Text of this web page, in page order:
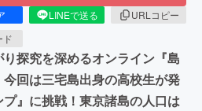
LINEで送る
URLコピー
ド
探究を深めるオンライン『島
回は三宅島出身の高校生が発
』に挑戦！東京諸島の人口は